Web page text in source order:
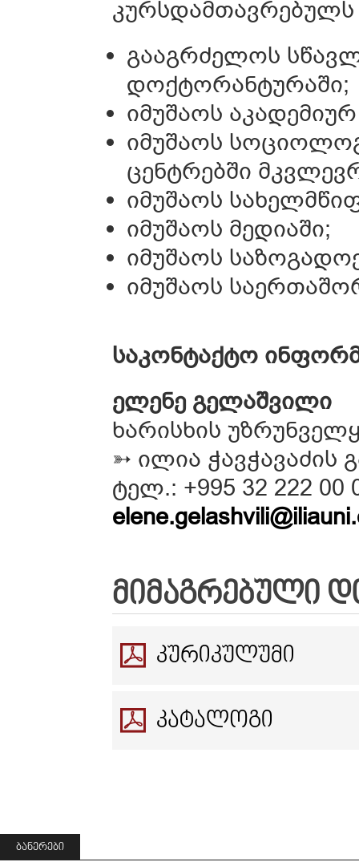
კურსდამთავრებულს
გააგრძელოს
დოქტორანტურაში;
იმუშაოს
იმუშაოს
ცენტრებში
იმუშაოს
იმუშაოს მედიაში;
იმუშაოს
იმუშაოს
საკონტაქტო
ელენე გელაშვილი
ხარისხის
➳ ილია ჭავჭავაძის
ტელ.: +995 32 222 00
ᲛᲘᲛᲐᲒᲠᲔᲑᲣᲚᲘ
ᲙᲣᲠᲘᲙᲣᲚᲣᲛᲘ
ᲙᲐᲢᲐᲚᲝᲒᲘ
ᲑᲐᲜᲔᲠᲔᲑᲘ